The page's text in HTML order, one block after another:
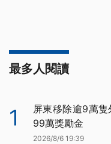
最多人閱讀
1
屏東移除逾9萬
99萬獎勵金
2026/8/6 19:39